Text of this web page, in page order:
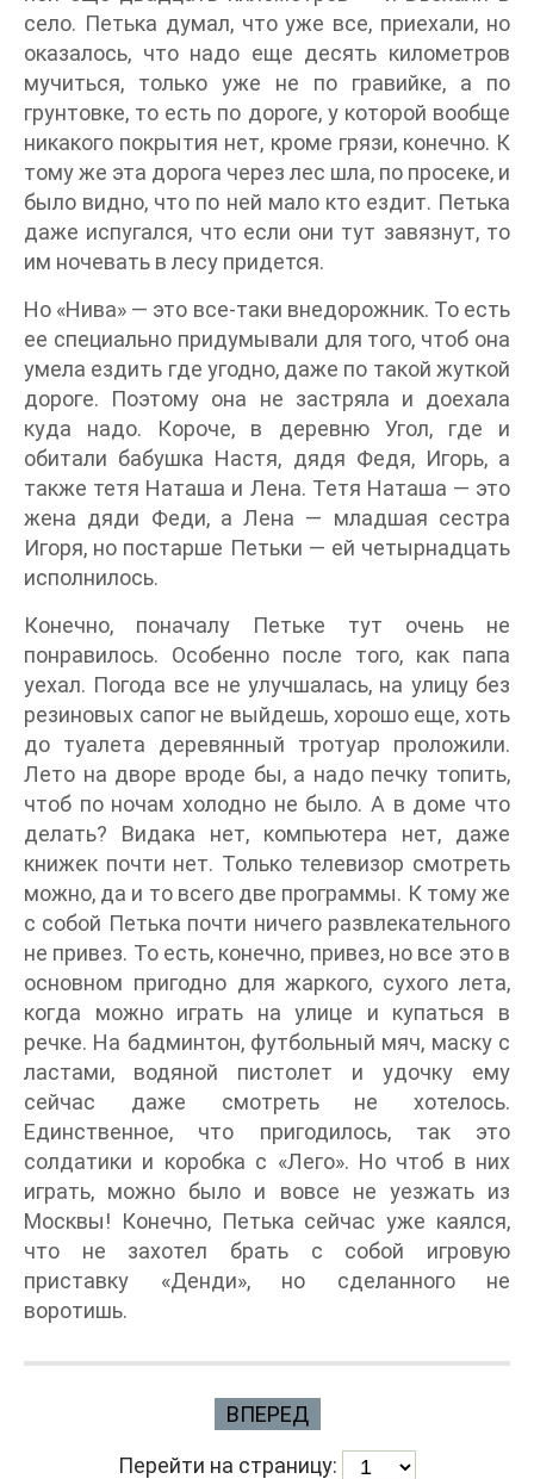
село. Петька думал, что уже все, приехали, но
оказалось, что надо еще десять километров
мучиться, только уже не по гравийке, а по
грунтовке, то есть по дороге, у которой вообще
никакого покрытия нет, кроме грязи, конечно. К
тому же эта дорога через лес шла, по просеке, и
было видно, что по ней мало кто ездит. Петька
даже испугался, что если они тут завязнут, то
им ночевать в лесу придется.
Но «Нива» — это все-таки внедорожник. То есть
ее специально придумывали для того, чтоб она
умела ездить где угодно, даже по такой жуткой
дороге. Поэтому она не застряла и доехала
куда надо. Короче, в деревню Угол, где и
обитали бабушка Настя, дядя Федя, Игорь, а
также тетя Наташа и Лена. Тетя Наташа — это
жена дяди Феди, а Лена — младшая сестра
Игоря, но постарше Петьки — ей четырнадцать
исполнилось.
Конечно, поначалу Петьке тут очень не
понравилось. Особенно после того, как папа
уехал. Погода все не улучшалась, на улицу без
резиновых сапог не выйдешь, хорошо еще, хоть
до туалета деревянный тротуар проложили.
Лето на дворе вроде бы, а надо печку топить,
чтоб по ночам холодно не было. А в доме что
делать? Видака нет, компьютера нет, даже
книжек почти нет. Только телевизор смотреть
можно, да и то всего две программы. К тому же
с собой Петька почти ничего развлекательного
не привез. То есть, конечно, привез, но все это в
основном пригодно для жаркого, сухого лета,
когда можно играть на улице и купаться в
речке. На бадминтон, футбольный мяч, маску с
ластами, водяной пистолет и удочку ему
сейчас даже смотреть не хотелось.
Единственное, что пригодилось, так это
солдатики и коробка с «Лего». Но чтоб в них
играть, можно было и вовсе не уезжать из
Москвы! Конечно, Петька сейчас уже каялся,
что не захотел брать с собой игровую
приставку «Денди», но сделанного не
воротишь.
ВПЕРЕД
Перейти на страницу: